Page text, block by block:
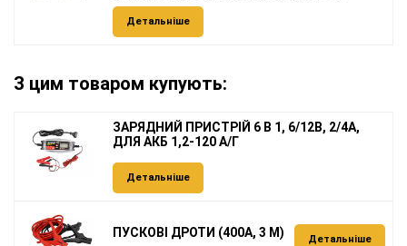
Детальніше
З цим товаром купують:
ЗАРЯДНИЙ ПРИСТРІЙ 6 В 1, 6/12В, 2/4А,
ДЛЯ АКБ 1,2-120 А/Г
Детальніше
ПУСКОВІ ДРОТИ (400А, 3 М) Детальніше